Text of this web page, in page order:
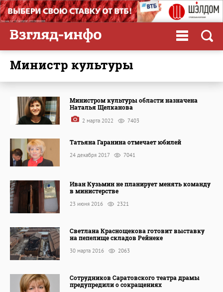
министр культуры
Министром культуры области назначена
Наталья Щелканова
2 марта 2022 7403
Татьяна Гаранина отмечает юбилей
24 декабря 2017 7041
Иван Кузьмин не планирует менять команду
в министерстве
23 июня 2016 2321
Светлана Краснощекова готовит выставку
на пепелище складов Рейнеке
30 марта 2016 2063
Сотрудников Саратовского театра драмы
предупредили о сокращениях